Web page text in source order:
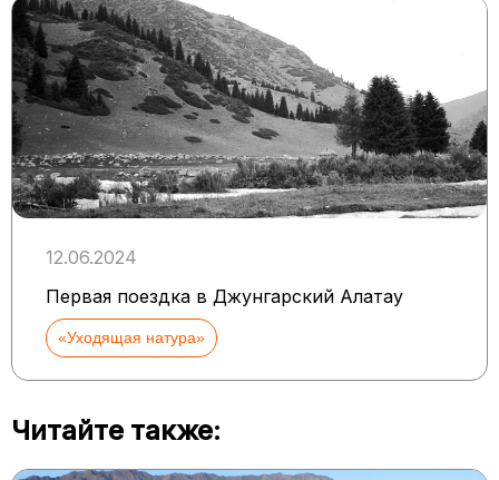
12.06.2024
Первая поездка в Джунгарский Алатау
«Уходящая натура»
Читайте также: